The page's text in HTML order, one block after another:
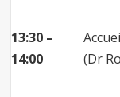
13:30 –
14:00
(Dr